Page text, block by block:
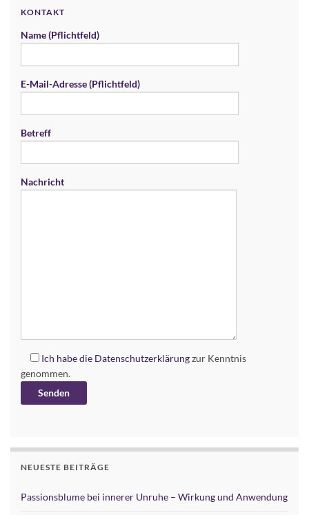
KONTAKT
Name (Pflichtfeld)
E-Mail-Adresse (Pflichtfeld)
Betreff
Nachricht
Ich habe die Datenschutzerklärungzur Kenntnis
genommen.
NEUESTE BEITRÄGE
Passionsblume bei innerer Unruhe – Wirkung und Anwendung